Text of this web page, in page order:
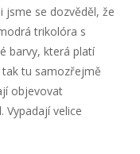
jsme se dozvěděl, že
trikolóra s
barvy, která platí
tu samozřejmě
objevovat
Vypadají velice